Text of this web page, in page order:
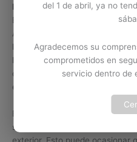
Limpiar por cuenta propia.
Es importante tener claro que
Acer Aspire E5-476 no se
los conocimientos y la
labor, lo mejor es abstenerse
ocasionar un daño serio en el
equipo Acer Aspire E5-476.
En ocasiones los usuarios de
soplar el ventilador de un Acer
exterior. Esto puede ocasionar
del 1 de abril, ya no
Agradecemos su
comprometidos en
servicio dentro de